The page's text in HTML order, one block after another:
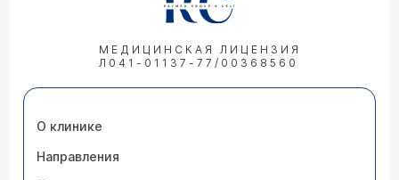
МЕДИЦИНСКАЯ ЛИЦЕНЗИЯ
Л041-01137-77/00368560
О клинике
Направления